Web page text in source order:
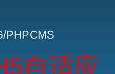
PHPCMS
自适应